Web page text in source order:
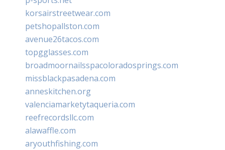
korsairstreetwear.com
petshopallston.com
avenue26tacos.com
topgglasses.com
broadmoornailsspacoloradosprings.com
missblackpasadena.com
anneskitchen.org
valenciamarketytaqueria.com
reefrecordsllc.com
alawaffle.com
aryouthfishing.com